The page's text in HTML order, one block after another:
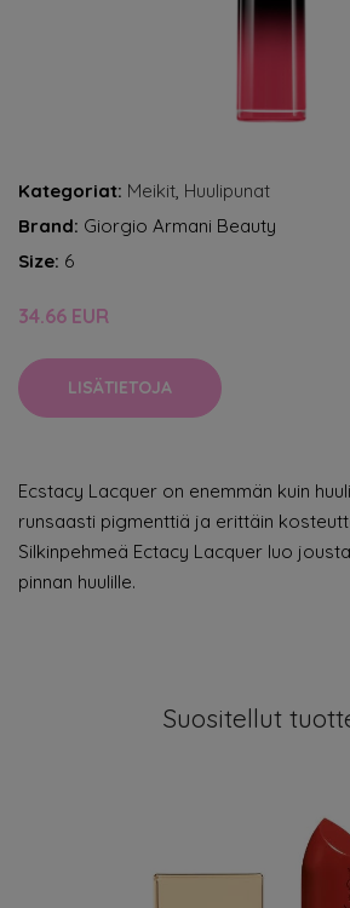
Kategoriat: Meikit, Huulipunat
Brand: Giorgio Armani Beauty
Size: 6
34.66 EUR
LISÄTIETOJA
Ecstacy Lacquer on enemmän kuin
runsaasti pigmenttiä ja erittäin
Silkinpehmeä Ectacy Lacquer luo
pinnan huulille.
Suositellut